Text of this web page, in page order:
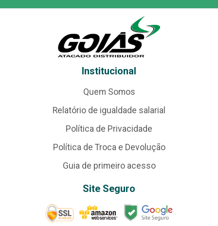
Institucional
Quem Somos
Relatório de igualdade salarial
Política de Privacidade
Política de Troca e Devolução
Guia de primeiro acesso
Site Seguro